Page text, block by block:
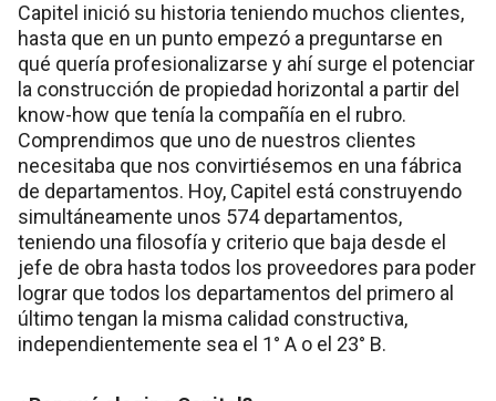
Capitel inició su historia teniendo muchos clientes,
hasta que en un punto empezó a preguntarse en
qué quería profesionalizarse y ahí surge el potenciar
la construcción de propiedad horizontal a partir del
know-how que tenía la compañía en el rubro.
Comprendimos que uno de nuestros clientes
necesitaba que nos convirtiésemos en una fábrica
de departamentos. Hoy, Capitel está construyendo
simultáneamente unos 574 departamentos,
teniendo una filosofía y criterio que baja desde el
jefe de obra hasta todos los proveedores para poder
lograr que todos los departamentos del primero al
último tengan la misma calidad constructiva,
independientemente sea el 1° A o el 23° B.